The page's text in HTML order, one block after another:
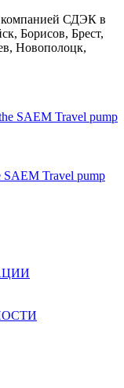
компанией СДЭК в
Борисов, Брест,
Новополоцк,
SAEM Travel pump